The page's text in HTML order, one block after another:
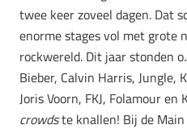
twee keer zoveel dagen. Dat
enorme stages vol met grote
rockwereld. Dit jaar stonden
Bieber, Calvin Harris, Jungle,
Joris Voorn, FKJ, Folamour
crowdste knallen! Bij de Main